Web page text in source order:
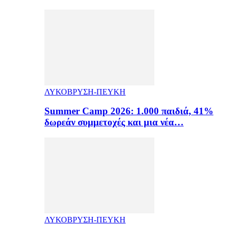
ΛΥΚΟΒΡΥΣΗ-ΠΕΥΚΗ
Summer Camp 2026: 1.000 παιδιά, 41%
δωρεάν συμμετοχές και μια νέα…
ΛΥΚΟΒΡΥΣΗ-ΠΕΥΚΗ